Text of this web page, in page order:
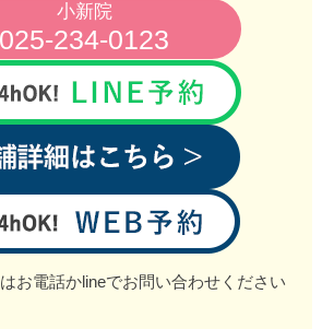
小新院
025-234-0123
お電話かlineでお問い合わせください